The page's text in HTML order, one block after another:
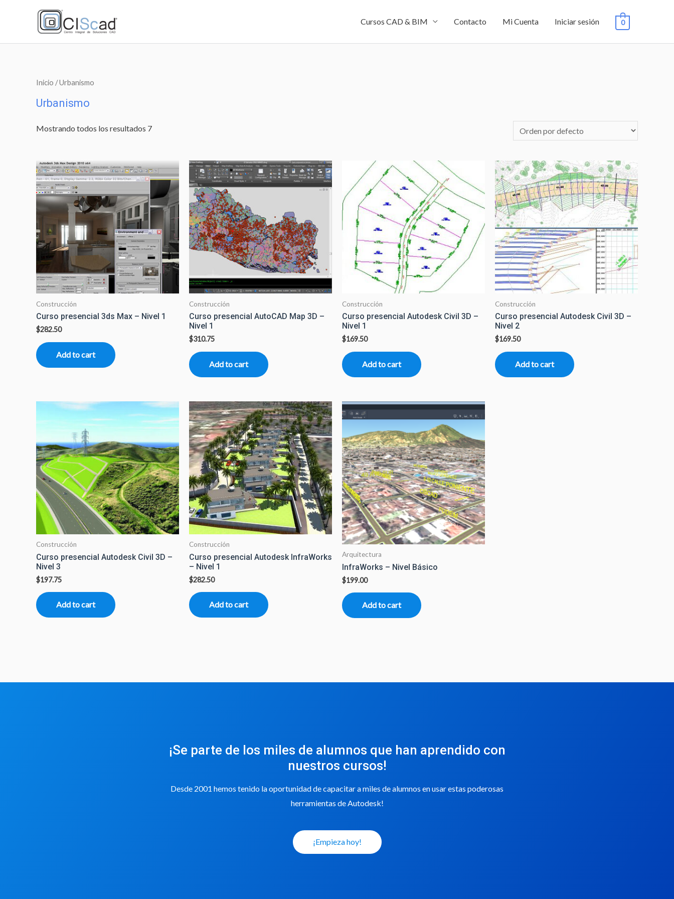
Cursos CAD & BIM Contacto Mi Cuenta Iniciar sesión 0
Inicio / Urbanismo
Urbanismo
Mostrando todos los resultados 7
Construcción
Curso presencial 3ds Max – Nivel 1
$282.50
Add to cart
Construcción
Curso presencial AutoCAD Map 3D –
Nivel 1
$310.75
Add to cart
Construcción
Curso presencial Autodesk Civil 3D –
Nivel 1
$169.50
Add to cart
Construcción
Curso presencial Autodesk Civil 3D –
Nivel 2
$169.50
Add to cart
Construcción
Curso presencial Autodesk Civil 3D –
Nivel 3
$197.75
Add to cart
Construcción
Curso presencial Autodesk InfraWorks
– Nivel 1
$282.50
Add to cart
Arquitectura
InfraWorks – Nivel Básico
$199.00
Add to cart
¡Se parte de los miles de alumnos que han aprendido con
nuestros cursos!
Desde 2001 hemos tenido la oportunidad de capacitar a miles de alumnos en usar estas poderosas
herramientas de Autodesk!
¡Empieza hoy!